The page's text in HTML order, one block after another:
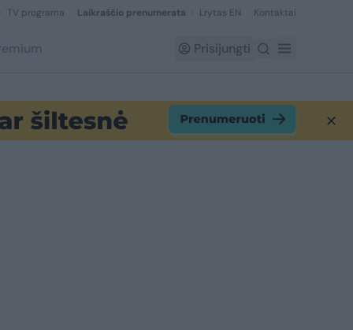
TV programa Laikraščio prenumerata Lrytas EN Kontaktai
Prisijungti